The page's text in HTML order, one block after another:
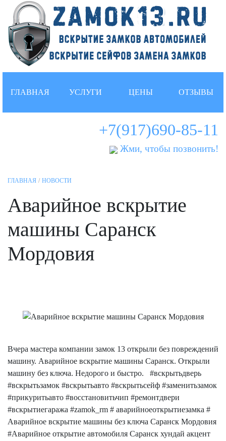
ГЛАВНАЯ УСЛУГИ ЦЕНЫ ОТЗЫВЫ
+7(917)690-85-11
Жми, чтобы позвонить!
ГЛАВНАЯ НОВОСТИ
Аварийное вскрытие
машины Саранск
Мордовия
Вчера мастера компании замок 13 открыли без повреждений
машину. Аварийное вскрытие машины Саранск. Открыли
машину без ключа. Недорого и быстро. #вскрытьдверь
#вскрытьзамок #вскрытьавто #вскрытьсейф #заменитьзамок
#прикуритьавто #восстановитьчип #ремонтдвери
#вскрытиегаража #zamok_rm # аварийноеоткрытиезамка #
Аварийное вскрытие машины без ключа Саранск Мордовия
#Аварийное открытие автомобиля Саранск хундай акцент